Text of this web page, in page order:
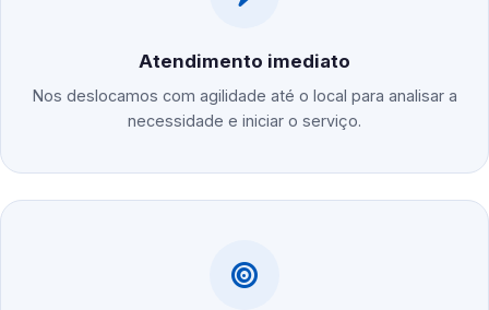
Atendimento imediato
Nos deslocamos com agilidade até o local para analisar a
necessidade e iniciar o serviço.